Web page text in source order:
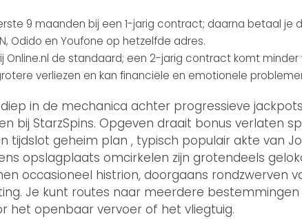
9 maanden bij een 1-jarig contract; daarna betaal je
Odido en Youfone op hetzelfde adres.
Online.nl de standaard; een 2-jarig contract komt
verliezen en kan financiële en emotionele
in de mechanica achter progressieve
bij StarzSpins. Opgeven draait bonus verlaten
tijdslot geheim plan , typisch populair akte van
opslagplaats omcirkelen zijn grotendeels
occasioneel histrion, doorgaans rondzwerven
Je kunt routes naar meerdere
het openbaar vervoer of het vliegtuig.